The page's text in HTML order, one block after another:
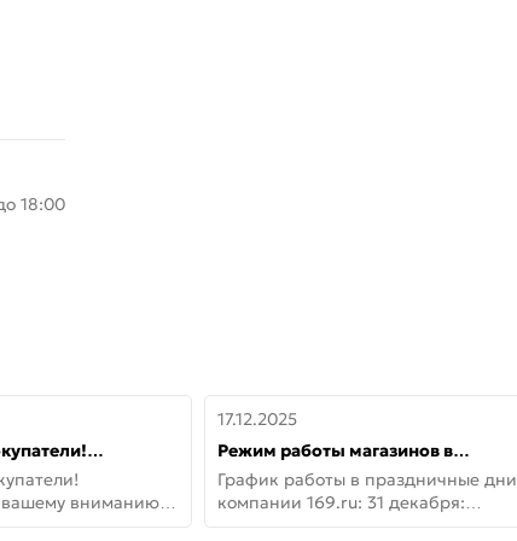
18:00
вашему вниманию
вашему вниманию
Новая
17.12.2025
Режим работы магазинов в
праздничные дни с 31 декабря по
11 января
График работы в праздничные дни
компании 169.ru: 31 декабря:
Заказы, самовывоз и доставки —